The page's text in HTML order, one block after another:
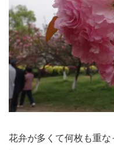
花弁が多くて何枚も重